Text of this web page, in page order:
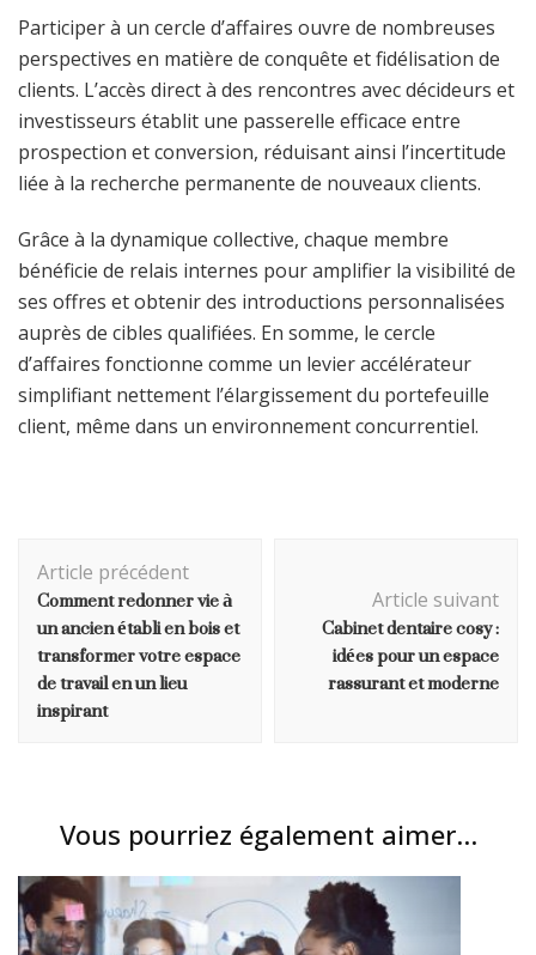
Participer à un cercle d’affaires ouvre de nombreuses
perspectives en matière de conquête et fidélisation de
clients. L’accès direct à des rencontres avec décideurs et
investisseurs établit une passerelle efficace entre
prospection et conversion, réduisant ainsi l’incertitude
liée à la recherche permanente de nouveaux clients.
Grâce à la dynamique collective, chaque membre
bénéficie de relais internes pour amplifier la visibilité de
ses offres et obtenir des introductions personnalisées
auprès de cibles qualifiées. En somme, le cercle
d’affaires fonctionne comme un levier accélérateur
simplifiant nettement l’élargissement du portefeuille
client, même dans un environnement concurrentiel.
d'article
Article précédent
Comment redonner vie à
un ancien établi en bois et
transformer votre espace
de travail en un lieu
inspirant
Article suivant
Cabinet dentaire cosy :
idées pour un espace
rassurant et moderne
Vous pourriez également aimer...